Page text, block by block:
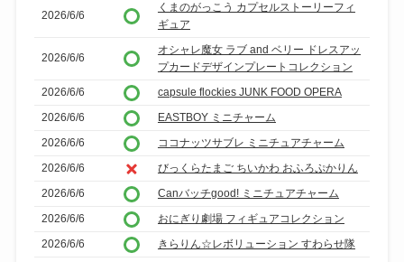
2026/6/6
くまのがっこう カプセルストーリーフィ
ギュア
2026/6/6
オシャレ魔女 ラブ and ベリー ドレスアッ
プカードデザインプレートコレクション
2026/6/6
capsule flockies JUNK FOOD OPERA
2026/6/6
EASTBOY ミニチャーム
2026/6/6
ココナッツサブレ ミニチュアチャーム
2026/6/6
びっくらたまご ちいかわ おふろぷかりん
2026/6/6
Canバッチgood! ミニチュアチャーム
2026/6/6
おにぎり劇場 フィギュアコレクション
2026/6/6
きらりん☆レボリューション すわらせ隊